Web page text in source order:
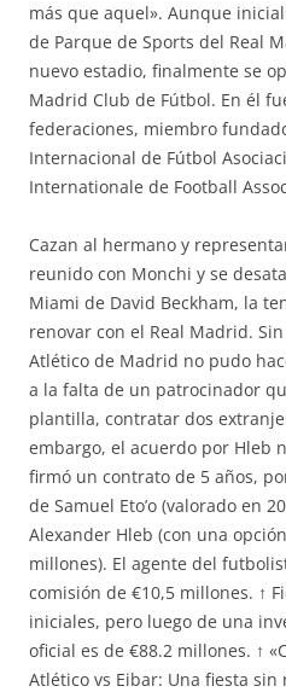
más que aquel». Aunque
de Parque de Sports del Real
nuevo estadio, finalmente se
Madrid Club de Fútbol. En él
federaciones, miembro
Internacional de Fútbol
Internationale de Football
Cazan al hermano y
reunido con Monchi y se
Miami de David Beckham, la
renovar con el Real Madrid.
Atlético de Madrid no pudo
a la falta de un patrocinador
plantilla, contratar dos
embargo, el acuerdo por Hleb
firmó un contrato de 5 años,
de Samuel Eto’o (valorado en
Alexander Hleb (con una
millones). El agente del
comisión de €10,5 millones. ↑
iniciales, pero luego de una
oficial es de €88.2 millones. ↑
Atlético vs Eibar: Una fiesta sin